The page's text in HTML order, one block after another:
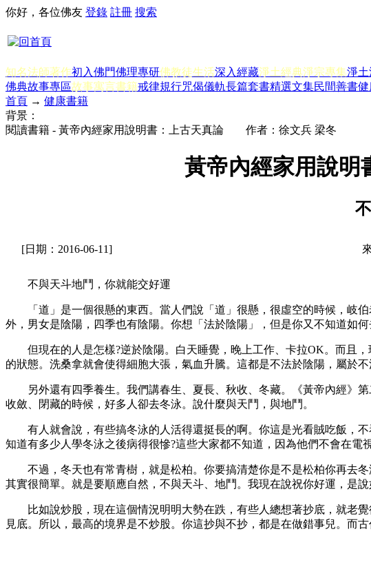
你好，各位佛友 登錄 註冊 搜索
知名法師著作初入佛門佛理專研佛教徒生活深入經藏淨土經典淨宗專集淨
佛典故事專區故事寓言書籍戒律規行咒偈儀軌長篇套書精選文集民間善書健
首頁 → 健康書籍
背景：
閱讀書籍 - 黃帝內經家用說明書：上古天真論 作者：徐文兵 梁冬
黃帝內經家用說
[日期：2016-06-11]
不與天斗地鬥，你就能交好運
「道」是一個很懸的東西。當人們說「道」很懸，很虛空的時候，岐伯
外，男女是陰陽，四季也有陰陽。你想「法於陰陽」，但是你又不知道如
但現在的人是怎樣?逆於陰陽。白天睡覺，晚上工作、卡拉OK。而且，
的狀態。洗桑拿就會使得細胞大張，氣血升騰。這都是不法於陰陽，屬於不
另外還有四季養生。我們講春生、夏長、秋收、冬藏。《黃帝內經》第
收斂、閉藏的時候，好多人卻去冬泳。說什麼與天鬥，與地鬥。
有人就會說，有些搞冬泳的人活得還挺長的啊。你這是光看賊吃飯，不
知道有多少人學冬泳之後病得很慘?這些大家都不知道，因為他們不會在
不過，冬天也有常青樹，就是松柏。你要搞清楚你是不是松柏你再去冬
其實很簡單。就是要順應自然，不與天斗、地鬥。我現在說祝你好運，是
比如說炒股，現在這個情況明明大勢在跌，有些人總想著抄底，就老覺
見底。所以，最高的境界是不炒股。你這抄與不抄，都是在做錯事兒。而